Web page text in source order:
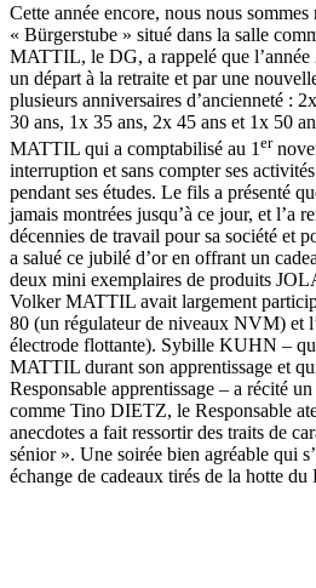
Cette année encore, nous nous
« Bürgerstube » situé dans la salle
MATTIL, le DG, a rappelé que l’année
un départ à la retraite et par une
plusieurs anniversaires d’ancienneté :
30 ans, 1x 35 ans, 2x 45 ans et 1x 50
MATTIL qui a comptabilisé au 1 er
interruption et sans compter ses
pendant ses études. Le fils a présenté
jamais montrées jusqu’à ce jour, et l’a
décennies de travail pour sa société et
a salué ce jubilé d’or en offrant un
deux mini exemplaires de produits
Volker MATTIL avait largement
80 (un régulateur de niveaux NVM) et
électrode flottante). Sybille KUHN –
MATTIL durant son apprentissage et
Responsable apprentissage – a récité
comme Tino DIETZ, le Responsable
anecdotes a fait ressortir des traits de
sénior ». Une soirée bien agréable qui
échange de cadeaux tirés de la hotte du